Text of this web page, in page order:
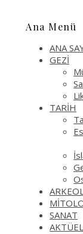
Ana Menü
ANA
GEZİ
TARİH
SANAT
AKTÜEL